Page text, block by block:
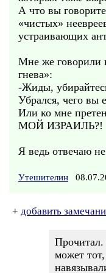
А что вы
«чистых»
устраивающих
Мне же говорили
гнева»:
-Жиды,
Убрался, чего вы
Или ко мне
МОЙ ИЗРАИЛЬ?!
Я ведь отвечаю
Утешителин
+ добавить
Прочитал.
может